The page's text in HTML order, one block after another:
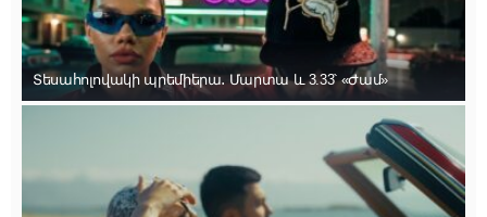
Տեսահոլովակի պրեմիերա․ Մարտա և 3.33՝ «Ժամ»